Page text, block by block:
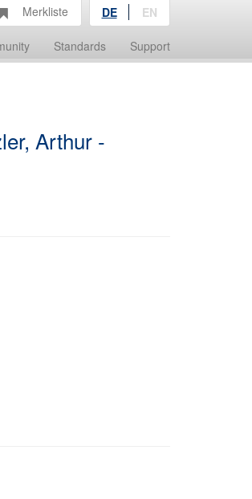
Standards Support
Merkliste DE EN
Arthur -